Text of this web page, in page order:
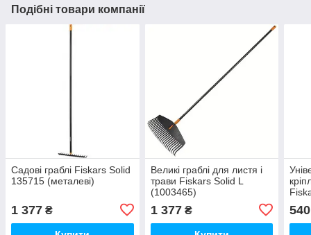
Подібні товари компанії
Садові граблі Fiskars Solid
135715 (металеві)
1 377 ₴
Великі граблі для листя і
трави Fiskars Solid L
(1003465)
1 377₴ 540